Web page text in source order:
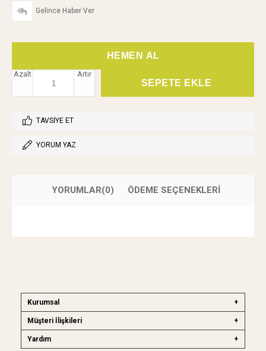
Gelince Haber Ver
Artır
Azalt
TAVSIYE ET
YORUM YAZ
YORUMLAR(0) ÖDEME SEÇENEKLERI
Kurumsal
Müşteri İlişkileri
Yardım